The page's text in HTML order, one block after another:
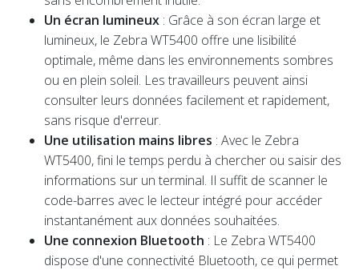
Un écran lumineux : Grâce à son écran large et
lumineux, le Zebra WT5400 offre une lisibilité
optimale, même dans les environnements sombres
ou en plein soleil. Les travailleurs peuvent ainsi
consulter leurs données facilement et rapidement,
sans risque d'erreur.
Une utilisation mains libres : Avec le Zebra
WT5400, fini le temps perdu à chercher ou saisir des
informations sur un terminal. Il suffit de scanner le
code-barres avec le lecteur intégré pour accéder
instantanément aux données souhaitées.
Une connexion Bluetooth : Le Zebra WT5400
dispose d'une connectivité Bluetooth, ce qui permet